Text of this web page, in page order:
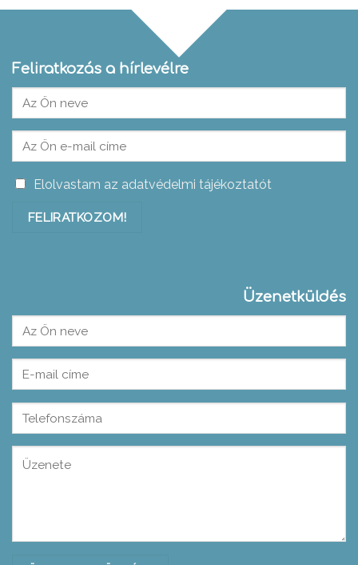
Feliratkozás a hírlevélre
Elolvastam az adatvédelmi tájékoztatót
Üzenetküldés